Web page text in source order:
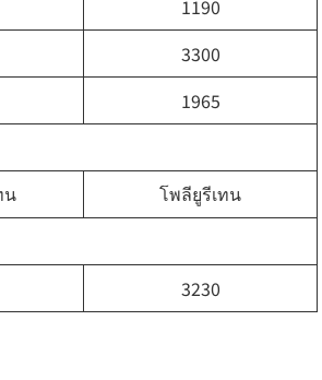
1190
3300
1965
น
โพลียูรีเทน
3230